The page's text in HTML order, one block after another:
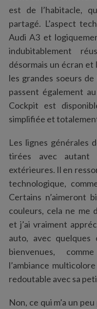
est de l’habitacle,
partagé. L’aspect
Audi A3 et
indubitablement
désormais un écran
les grandes soeurs
passent également
Cockpit est
simplifiée et
Les lignes générales
tirées avec autant
extérieures. Il en
technologique,
Certains n’aimeront
couleurs, cela ne me
et j’ai vraiment
auto, avec
bienvenues,
l’ambiance
redoutable avec sa
Non, ce qui m’a un